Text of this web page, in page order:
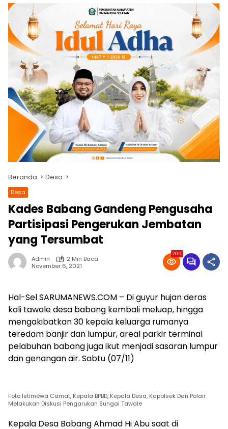
Beranda Desa
Desa
Kades Babang Gandeng Pengusaha
Partisipasi Pengerukan Jembatan
yang Tersumbat
Admin
2 Min Baca
November 6, 2021
209
Hal-Sel SARUMANEWS.COM – Di guyur hujan deras
kali tawale desa babang kembali meluap, hingga
mengakibatkan 30 kepala keluarga rumanya
teredam banjir dan lumpur, areal parkir terminal
pelabuhan babang juga ikut menjadi sasaran lumpur
dan genangan air. Sabtu (07/11)
Foto Istimewa Camat, Kepala BPBD, Kepala Desa, Kapolsek Dan Polair
Melakukan Diskusi Pengarukan Sungai Tawale
Kepala Desa Babang Ahmad Hi Abu saat di